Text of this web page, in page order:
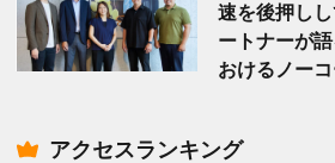
速を後押し
ートナーが
おけるノー
アクセスランキング